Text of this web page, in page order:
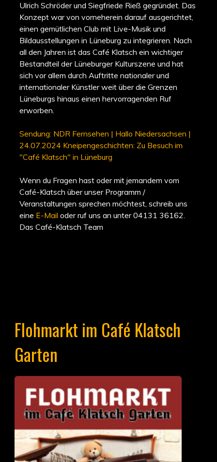
Ulrich Schröder und Siegfriede Rieß gegründet. Das
Konzept war von vorneherein darauf ausgerichtet,
einen gemütlichen Club mit Live-Musik und
Bildausstellungen in Lüneburg zu integrieren. Nach
all den Jahren ist das Café Klatsch ein wichtiger
Bestandteil der Lüneburger Kulturszene und hat
sich vor allem durch Auftritte nationaler und
internationaler Künstler weit über die Grenzen
Lüneburgs hinaus einen hervorragenden Ruf
erworben.
Sendung: NDR Fernsehen | Hallo Niedersachsen |
24.07.2024 Kneipengeschichten: Zu Besuch im
"Café Klatsch" in Lüneburg
Wenn du Fragen hast oder mit jemandem vom
Café-Klatsch über unser Programm /
Veranstaltungen sprechen möchtest, schreib uns
eine E-Mail oder ruf uns an unter 04131 36162.
Das Café-Klatsch Team
Flohmarkt im Café Klatsch
Garten